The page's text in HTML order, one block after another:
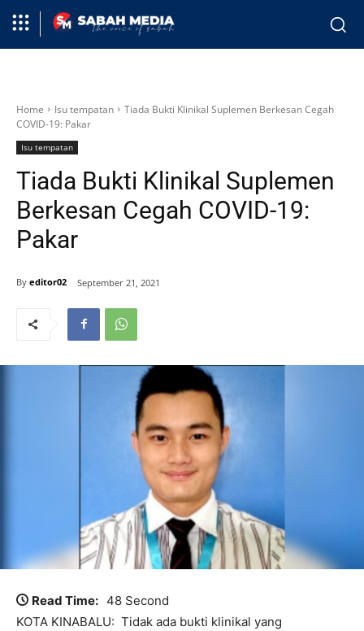
Home Isu tempatan
Tiada Bukti Klinikal Suplemen Berkesan Cegah
COVID-19: Pakar
Isu tempatan
Tiada Bukti Klinikal Suplemen
Berkesan Cegah COVID-19:
Pakar
By editor02 September 21, 2021
Read Time: 48 Second
KOTA KINABALU: Tidak ada bukti klinikal yang